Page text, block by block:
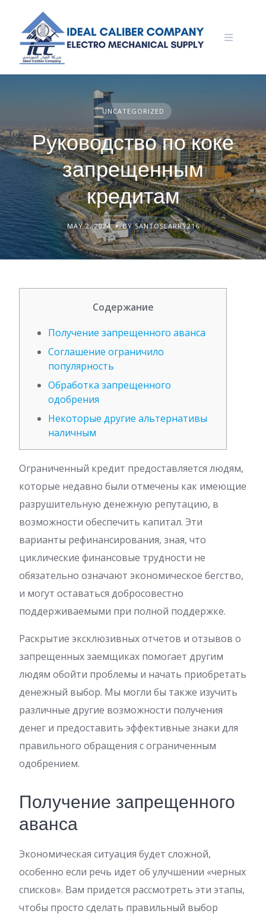
content
UNCATEGORIZED
Руководство по коке
запрещенным
кредитам
MAY 2, 2024 BY SANTOSLARRY216
Содержание
Получение запрещенного аванса
Соглашение ограничило
популярность
Обработка запрещенного
одобрения
Некоторые другие альтернативы
наличным
Ограниченный кредит предоставляется людям,
которые недавно были отмечены как имеющие
разрушительную денежную репутацию, в
возможности обеспечить капитал. Эти
варианты рефинансирования, зная, что
циклические финансовые трудности не
обязательно означают экономическое бегство,
и могут оставаться добросовестно
поддерживаемыми при полной поддержке.
Раскрытие эксклюзивных отчетов и отзывов о
запрещенных заемщиках помогает другим
людям обойти проблемы и начать приобретать
денежный выбор. Мы могли бы также изучить
различные другие возможности получения
денег и предоставить эффективные знаки для
правильного обращения с ограниченным
одобрением.
Получение запрещенного
аванса
Экономическая ситуация будет сложной,
особенно если речь идет об улучшении «черных
списков». Вам придется рассмотреть эти этапы,
чтобы просто сделать правильный выбор